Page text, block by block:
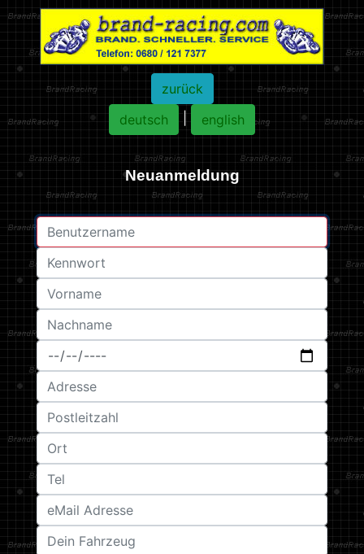
zurück
deutsch
english
Neuanmeldung